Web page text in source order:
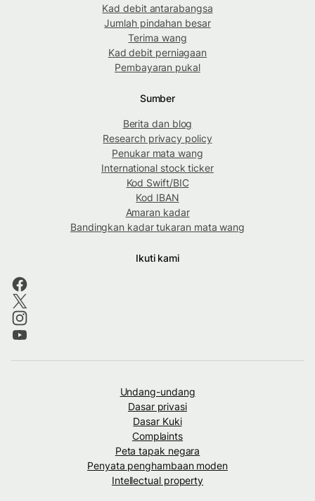
Kad debit antarabangsa
Jumlah pindahan besar
Terima wang
Kad debit perniagaan
Pembayaran pukal
Sumber
Berita dan blog
Research privacy policy
Penukar mata wang
International stock ticker
Kod Swift/BIC
Kod IBAN
Amaran kadar
Bandingkan kadar tukaran mata wang
Ikuti kami
Undang-undang
Dasar privasi
Dasar Kuki
Complaints
Peta tapak negara
Penyata penghambaan moden
Intellectual property